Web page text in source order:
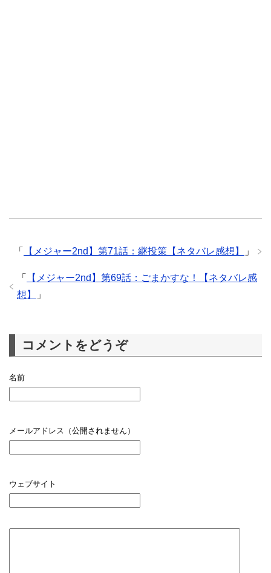
「 【メジャー2nd】第71話：継投策【ネタバレ感想】 」
「
【メジャー2nd】第69話：ごまかすな！【ネタバレ感
想】
」
コメントをどうぞ
名前
メールアドレス（公開されません）
ウェブサイト